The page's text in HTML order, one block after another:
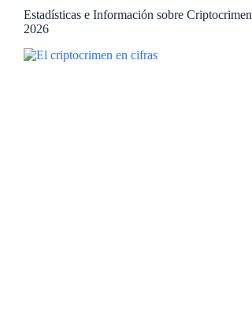
Estadísticas e Información sobre Criptocrimen
2026